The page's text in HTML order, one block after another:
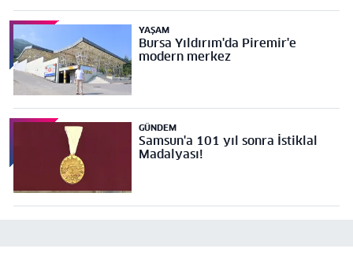
YAŞAM
Bursa Yıldırım'da Piremir'e
modern merkez
GÜNDEM
Samsun'a 101 yıl sonra İstiklal
Madalyası!